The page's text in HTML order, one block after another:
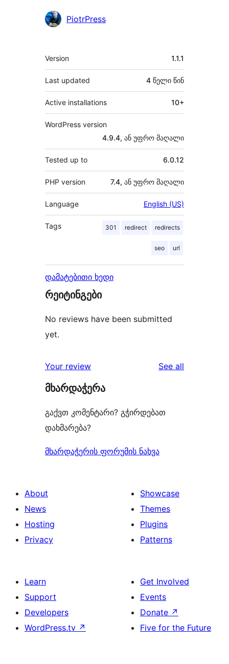
PiotrPress
მეტა
Version 1.1.1
Last updated 4 წელი წინ
Active installations 10+
WordPress version
4.9.4, ან უფრო მაღალი
Tested up to 6.0.12
PHP version 7.4, ან უფრო მაღალი
Language English (US)
Tags 301 redirect redirects
seo url
დამატებითი ხედი
რეიტინგები
No reviews have been submitted
yet.
Your review See all
მხარდაჭერა
გაქვთ კომენტარი? გჭირდებათ
დახმარება?
მხარდაჭერის ფორუმის ნახვა
About
News
Hosting
Privacy
Showcase
Themes
Plugins
Patterns
Learn
Support
Developers
WordPress.tv ↗
Get Involved
Events
Donate ↗
Five for the Future